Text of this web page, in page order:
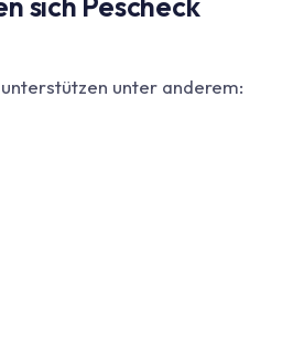
unter anderem: